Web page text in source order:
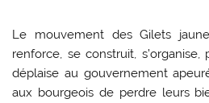
Le mouvement des Gilets
renforce, se construit, s’organise,
déplaise au gouvernement
aux bourgeois de perdre leurs